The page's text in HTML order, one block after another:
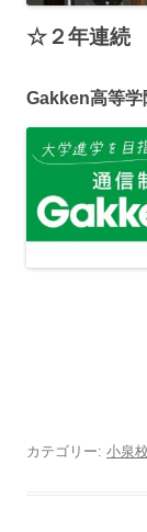
☆２年連続
Gakken高等学
カテゴリー: 小泉校